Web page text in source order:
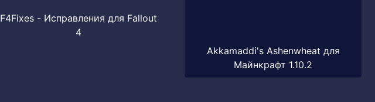
F4Fixes - Исправления для Fallout
4
Akkamaddi's Ashenwheat для
Майнкрафт 1.10.2